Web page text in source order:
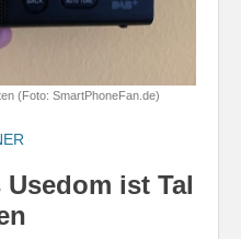
(Foto: SmartPhoneFan.de)
ist Tal